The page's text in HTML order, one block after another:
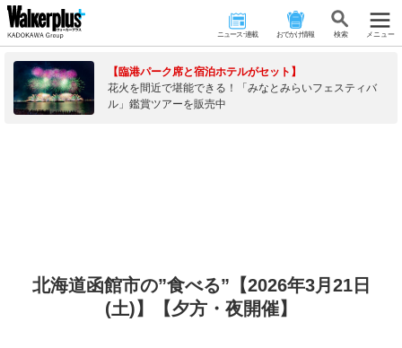
ニュース･連載 おでかけ情報 検 索 メニュー
【臨港パーク席と宿泊ホテルがセット】
花火を間近で堪能できる！「みなとみらいフェスティバ
ル」鑑賞ツアーを販売中
北海道函館市の”食べる”【2026年3月21日
(土)】【夕方・夜開催】